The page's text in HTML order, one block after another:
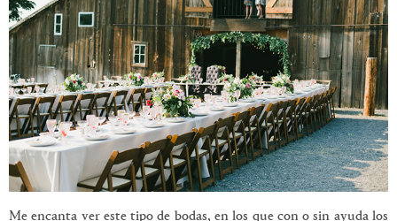
Me encanta ver este tipo de bodas, en los que con o sin ayuda los